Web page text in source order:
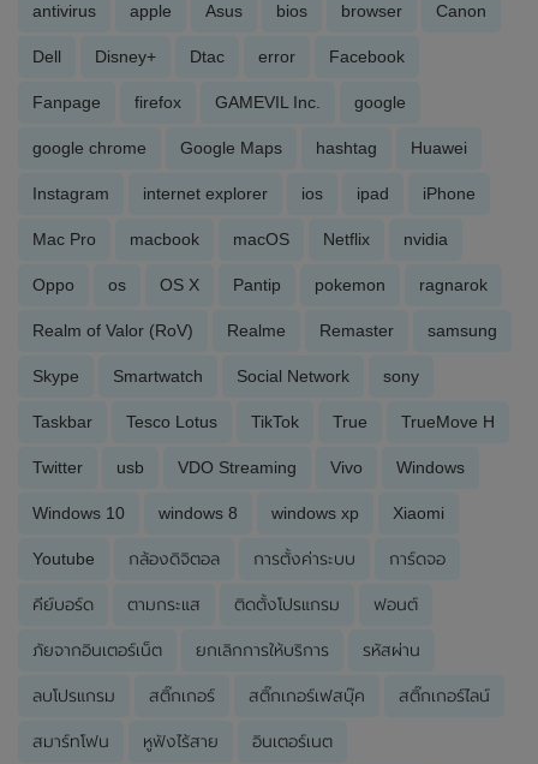
antivirus apple Asus bios browser Canon
Dell Disney+ Dtac error Facebook
Fanpage firefox GAMEVIL Inc. google
google chrome Google Maps hashtag Huawei
Instagram internet explorer ios ipad iPhone
Mac Pro macbook macOS Netflix nvidia
Oppo os OS X Pantip pokemon ragnarok
Realm of Valor (RoV) Realme Remaster samsung
Skype Smartwatch Social Network sony
Taskbar Tesco Lotus TikTok True TrueMove H
Twitter usb VDO Streaming Vivo Windows
Windows 10 windows 8 windows xp Xiaomi
Youtube กล้องดิจิตอล การตั้งค่าระบบ การ์ดจอ
คีย์บอร์ด ตามกระแส ติดตั้งโปรแกรม ฟอนต์
ภัยจากอินเตอร์เน็ต ยกเลิกการให้บริการ รหัสผ่าน
ลบโปรแกรม สติ๊กเกอร์ สติ๊กเกอร์เฟสบุ๊ค สติ๊กเกอร์ไลน์
สมาร์ทโฟน หูฟังไร้สาย อินเตอร์เนต